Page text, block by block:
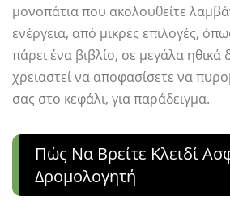
μονοπάτια που ακολουθείτε
ενέργεια, από μικρές επιλογές,
πάρει ένα βιβλίο, σε μεγάλα ηθικά
χρειαστεί να αποφασίσετε να
σας στο κεφάλι, για παράδειγμα.
Πώς Να Βρείτε Κλειδί
Δρομολογητή